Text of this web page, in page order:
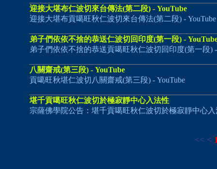
迎接大堪布仁波切來台傳法(第二段) - YouTube
迎接大堪布貢噶旺秋仁波切來台傳法(第二段) - YouTube
弟子們依依不捨的恭送仁波切回印度(第一段) -
弟子們依依不捨的恭送貢噶旺秋仁波切回印度(第一段) -
八關齋戒(第三段) - YouTube
貢噶旺秋堪仁波切八關齋戒(第三段) - YouTube
堪千貢噶旺秋仁波切於極寂靜中心入法性
宗薩佛學院公告：堪千貢噶旺秋仁波切於極寂靜中心入
<< <